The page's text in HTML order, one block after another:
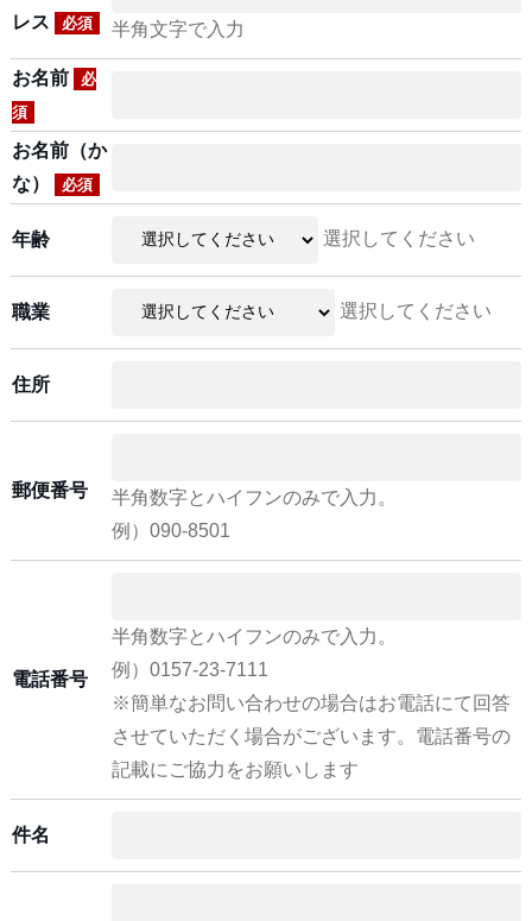
レス
必須 半角文字で入力
お名前
必
須
お名前（か
な）
必須
年齢 選択してください
職業 選択してください
住所
郵便番号
半角数字とハイフンのみで入力。
例）090-8501
電話番号
半角数字とハイフンのみで入力。
例）0157-23-7111
※簡単なお問い合わせの場合はお電話にて回答
させていただく場合がございます。電話番号の
記載にご協力をお願いします
件名